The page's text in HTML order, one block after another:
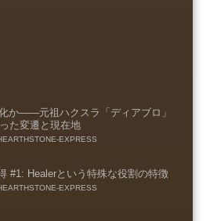
か――元祖ハクスラ「ディアブロ」
た変遷と現在地
EXPRESS
#1: Healerという特殊な役割の特徴
EXPRESS